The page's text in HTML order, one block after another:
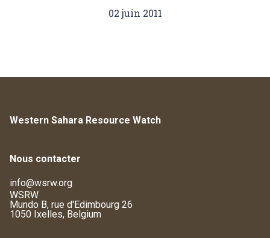
02 juin 2011
Western Sahara Resource Watch
Nous contacter
info@wsrw.org
WSRW
Mundo B, rue d'Edimbourg 26
1050 Ixelles, Belgium